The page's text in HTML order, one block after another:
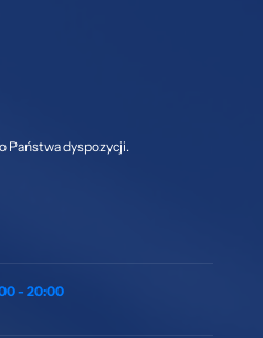
Państwa dyspozycji.
- 20:00